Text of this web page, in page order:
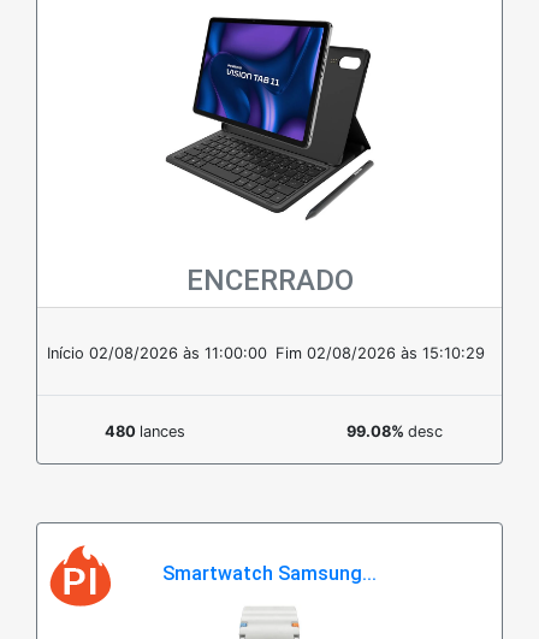
ENCERRADO
Início 02/08/2026 às 11:00:00 Fim 02/08/2026 às 15:10:29
480 lances 99.08% desc
Smartwatch Samsung...